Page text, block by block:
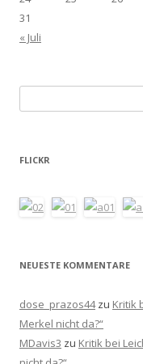
31
« Juli
nach:
FLICKR
NEUESTE KOMMENTARE
dose_prazos44zu Kritik
Merkel nicht da?“
MDavis3 zu Kritik bei